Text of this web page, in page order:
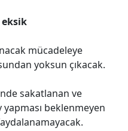
mücadeleye
yoksun çıkacak.
sakatlanan ve
beklenmeyen